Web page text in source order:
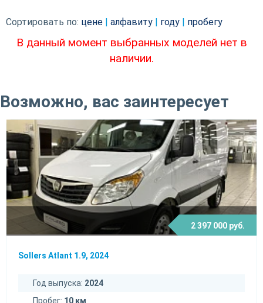
Сортировать по: цене алфавиту году пробегу
В данный момент выбранных моделей нет в
наличии.
Возможно, вас заинтересует
2 397 000 руб.
Sollers Atlant 1.9, 2024
Год выпуска: 2024
Пробег: 10 км